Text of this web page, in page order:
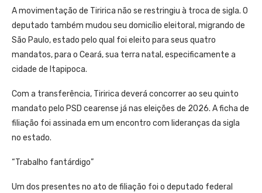
A movimentação de Tiririca não se restringiu à troca de sigla. O
deputado também mudou seu domicílio eleitoral, migrando de
São Paulo, estado pelo qual foi eleito para seus quatro
mandatos, para o Ceará, sua terra natal, especificamente a
cidade de Itapipoca.
Com a transferência, Tiririca deverá concorrer ao seu quinto
mandato pelo PSD cearense já nas eleições de 2026. A ficha de
filiação foi assinada em um encontro com lideranças da sigla
no estado.
“Trabalho fantárdigo”
Um dos presentes no ato de filiação foi o deputado federal